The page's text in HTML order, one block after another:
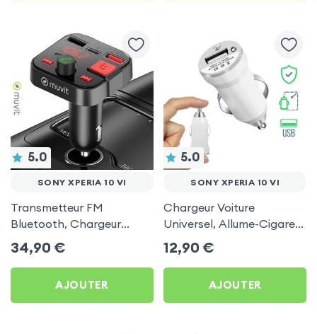
5.0
SONY XPERIA 10 VI
Transmetteur FM
Bluetooth, Chargeur
Allume-cigare, Muvit pour
Sony Xperia 10 VI
34,90 €
AJOUTER
5.0
SONY XPERIA 10 VI
Chargeur Voiture
Universel, Allume-Cigare
Ultra Compact avec
Finition Métallisée - Blanc
12,90 €
AJOUTER